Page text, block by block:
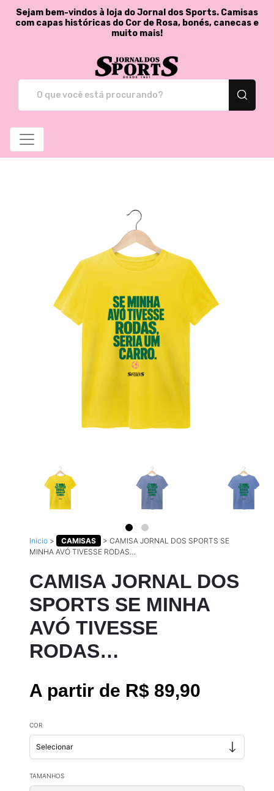
Sejam bem-vindos à loja do Jornal dos Sports. Camisas
com capas históricas do Cor de Rosa, bonés, canecas e
muito mais!
Início > CAMISAS > CAMISA JORNAL DOS SPORTS SE
MINHA AVÓ TIVESSE RODAS…
CAMISA JORNAL DOS
SPORTS SE MINHA
AVÓ TIVESSE
RODAS…
A partir de R$ 89,90
COR
TAMANHOS